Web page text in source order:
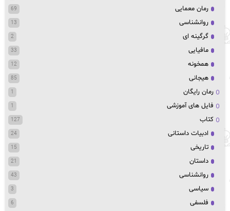
رمان معمایی 69
روانشناسی 13
گرگینه ای 2
مافیایی 33
همخونه 12
هیجانی 85
رمان رایگان 1
فایل های آموزشی 1
کتاب 127
ادبیات داستانی 24
تاریخی 15
داستان 21
روانشناسی 43
سیاسی 3
فلسفی 6